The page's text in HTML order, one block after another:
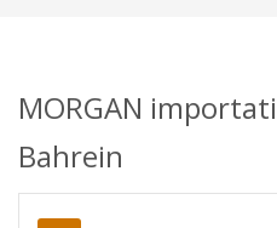
MORGAN
Bahrein